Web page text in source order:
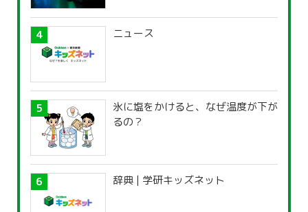
ニュース
氷に塩をかけると、なぜ温度が下が
るの？
辞典 | 学研キッズネット